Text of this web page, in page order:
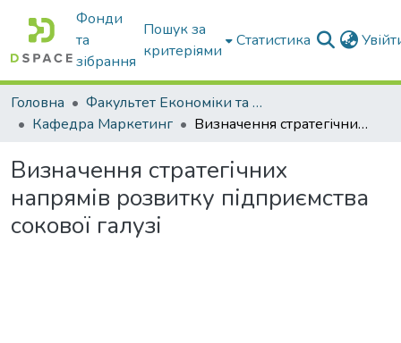
Фонди
та
зібрання
Пошук за
критеріями
Статистика
Головна
Факультет Економіки та бізнесу
Кафедра Маркетинг
Визначення стратегічних напрямів розвитку підприємства сокової галузі
Визначення стратегічних
напрямів розвитку підприємства
сокової галузі